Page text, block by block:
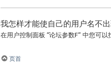
我怎样才能使自己的用户名不
在用户控制面板 “论坛参数F” 中您可以
页首